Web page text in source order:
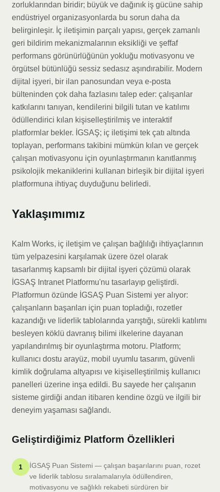
zorluklarından biridir; büyük ve dağınık iş gücüne sahip
endüstriyel organizasyonlarda bu sorun daha da
belirginleşir. İç iletişimin parçalı yapısı, gerçek zamanlı
geri bildirim mekanizmalarının eksikliği ve şeffaf
performans görünürlüğünün yokluğu motivasyonu ve
örgütsel bütünlüğü sessiz sedasız aşındırabilir. Modern
dijital işyeri, bir ilan panosundan veya e-posta
bülteninden çok daha fazlasını talep eder: çalışanlar
katkılarını tanıyan, kendilerini bilgili tutan ve katılımı
ödüllendirici kılan kişiselleştirilmiş ve interaktif
platformlar bekler. İGSAŞ; iç iletişimi tek çatı altında
toplayan, performans takibini mümkün kılan ve gerçek
çalışan motivasyonu için oyunlaştırmanın kanıtlanmış
psikolojik mekaniklerini kullanan birleşik bir dijital işyeri
platformuna ihtiyaç duyduğunu belirledi.
Yaklaşımımız
Kalm Works, iç iletişim ve çalışan bağlılığı ihtiyaçlarının
tüm yelpazesini karşılamak üzere özel olarak
tasarlanmış kapsamlı bir dijital işyeri çözümü olarak
İGSAŞ Intranet Platformu'nu tasarlayıp geliştirdi.
Platformun özünde İGSAŞ Puan Sistemi yer alıyor:
çalışanların başarıları için puan topladığı, rozetler
kazandığı ve liderlik tablolarında yarıştığı, sürekli katılımı
besleyen köklü davranış bilimi ilkelerine dayanan
yapılandırılmış bir oyunlaştırma motoru. Platform;
kullanıcı dostu arayüz, mobil uyumlu tasarım, güvenli
kimlik doğrulama altyapısı ve kişiselleştirilmiş kullanıcı
panelleri üzerine inşa edildi. Bu sayede her çalışanın
sisteme girdiği andan itibaren kendine özgü ve ilgili bir
deneyim yaşaması sağlandı.
Geliştirdiğimiz Platform Özellikleri
1
İGSAŞ Puan Sistemi — çalışan başarılarını puan, rozet
ve liderlik tablosu sıralamalarıyla ödüllendiren,
motivasyonu ve sağlıklı rekabeti sürdüren bir